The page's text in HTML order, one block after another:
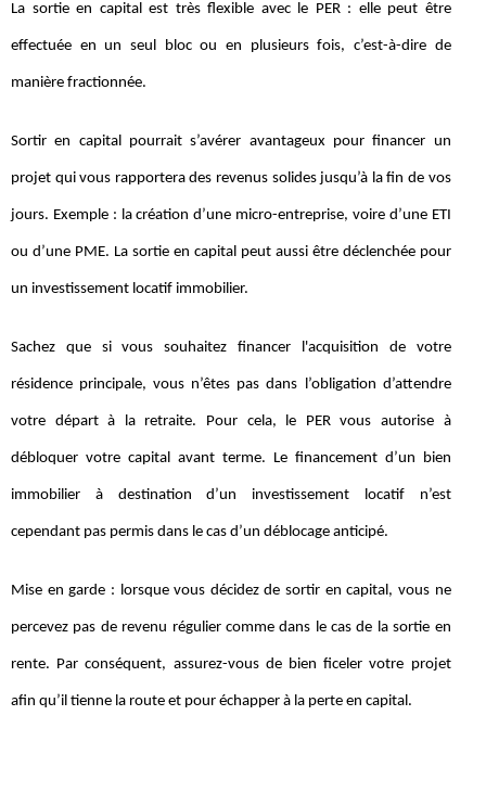
La sortie en capital est très flexible avec le PER : elle peut être
effectuée en un seul bloc ou en plusieurs fois, c’est-à-dire de
manière fractionnée.
Sortir en capital pourrait s’avérer avantageux pour financer un
projet qui vous rapportera des revenus solides jusqu’à la fin de vos
jours. Exemple : la création d’une micro-entreprise, voire d’une ETI
ou d’une PME. La sortie en capital peut aussi être déclenchée pour
un investissement locatif immobilier.
Sachez que si vous souhaitez financer l'acquisition de votre
résidence principale, vous n’êtes pas dans l’obligation d’attendre
votre départ à la retraite. Pour cela, le PER vous autorise à
débloquer votre capital avant terme. Le financement d’un bien
immobilier à destination d’un investissement locatif n’est
cependant pas permis dans le cas d’un déblocage anticipé.
Mise en garde : lorsque vous décidez de sortir en capital, vous ne
percevez pas de revenu régulier comme dans le cas de la sortie en
rente. Par conséquent, assurez-vous de bien ficeler votre projet
afin qu’il tienne la route et pour échapper à la perte en capital.